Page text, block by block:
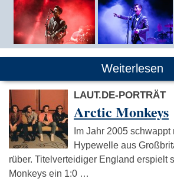
Weiterlesen
LAUT.DE-PORTRÄT
Arctic Monkeys
Im Jahr 2005
Hypewelle aus
rüber. Titelverteidiger England erspielt
Monkeys ein 1:0 …